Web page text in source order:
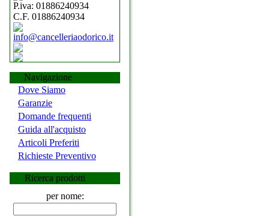
P.iva: 01886240934
C.F. 01886240934
info@cancelleriaodorico.it
Navigazione
Dove Siamo
Garanzie
Domande frequenti
Guida all'acquisto
Articoli Preferiti
Richieste Preventivo
Ricerca prodotti
per nome: